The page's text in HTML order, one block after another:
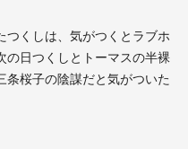
つくしは、気がつくとラブホ
日つくしとトーマスの半裸
条桜子の陰謀だと気がついた